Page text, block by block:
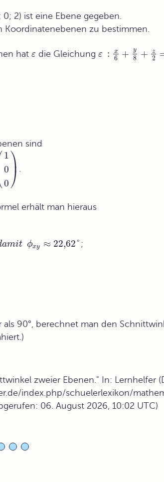
2) ist eine Ebene gegeben.
Koordinatenebenen zu bestimmen.
hat ε die Gleichungε : x
6 + y
8 + z
2
sind
1
0
0
⎞
⎠
⎟ .
erhält man hieraus
amit ϕxy ≈ 22,62° ;
90°, berechnet man den
zweier Ebenen." In: Lernhelfer
index.php/schuelerlexikon/
06. August 2026, 10:02 UTC)